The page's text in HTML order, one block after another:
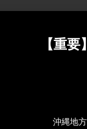
台風接近に
【重
沖縄地